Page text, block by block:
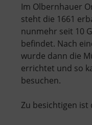
Im Olbernhauer
steht die 1661
nunmehr seit 10
befindet. Nach
wurde dann die
errichtet und so
besuchen.
Zu besichtigen ist